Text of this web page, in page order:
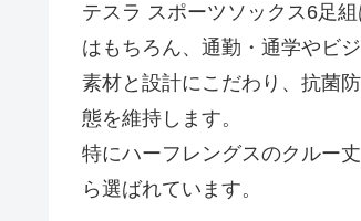
テスラ スポーツソックス6足
はもちろん、通勤・通学やビ
素材と設計にこだわり、抗菌
態を維持します。
特にハーフレングスのクルー
ら選ばれています。